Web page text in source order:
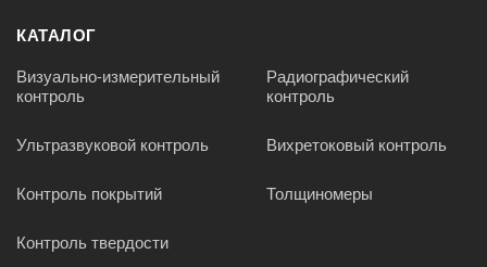
КАТАЛОГ
Визуально-измерительный
контроль
Радиографический
контроль
Ультразвуковой контроль Вихретоковый контроль
Контроль покрытий Толщиномеры
Контроль твердости